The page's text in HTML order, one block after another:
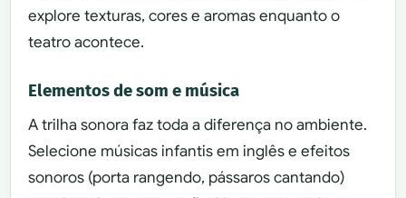
explore texturas, cores e aromas enquanto o
teatro acontece.
Elementos de som e música
A trilha sonora faz toda a diferença no ambiente.
Selecione músicas infantis em inglês e efeitos
sonoros (porta rangendo, pássaros cantando)